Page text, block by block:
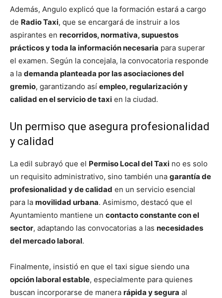
Además, Angulo explicó que la formación estará a cargo
de Radio Taxi, que se encargará de instruir a los
aspirantes en recorridos, normativa, supuestos
prácticos y toda la información necesaria para superar
el examen. Según la concejala, la convocatoria responde
a la demanda planteada por las asociaciones del
gremio, garantizando así empleo, regularización y
calidad en el servicio de taxi en la ciudad.
Un permiso que asegura profesionalidad
y calidad
La edil subrayó que el Permiso Local del Taxi no es solo
un requisito administrativo, sino también una garantía de
profesionalidad y de calidad en un servicio esencial
para la movilidad urbana. Asimismo, destacó que el
Ayuntamiento mantiene un contacto constante con el
sector, adaptando las convocatorias a las necesidades
del mercado laboral.
Finalmente, insistió en que el taxi sigue siendo una
opción laboral estable, especialmente para quienes
buscan incorporarse de manera rápida y segura al